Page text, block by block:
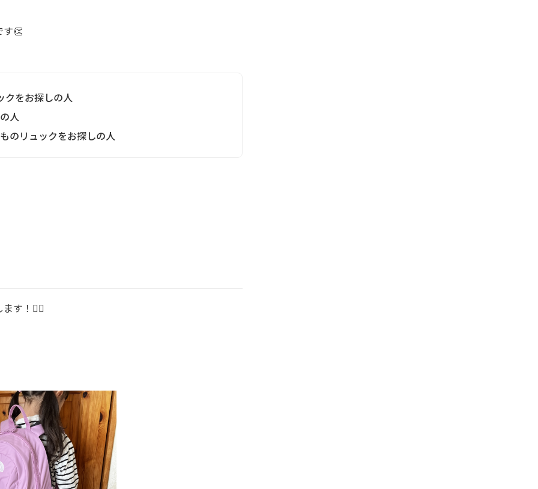
す👏
クをお探しの人
人
のリュックをお探しの人
す！💁‍♀️